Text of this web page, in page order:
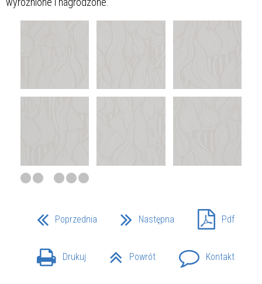
Poprzednia Następna Pdf
Drukuj Powrót Kontakt